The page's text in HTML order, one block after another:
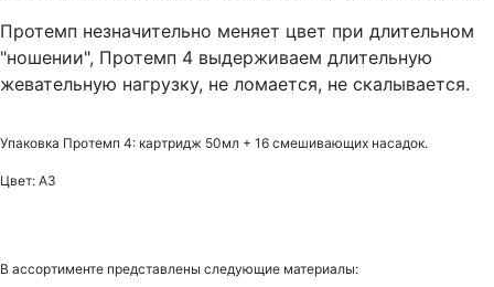
Протемп незначительно меняет цвет при длительном
"ношении", Протемп 4 выдерживаем длительную
жевательную нагрузку, не ломается, не скалывается.
Упаковка Протемп 4: картридж 50мл + 16 смешивающих насадок.
Цвет: А3
В ассортименте представлены следующие материалы: